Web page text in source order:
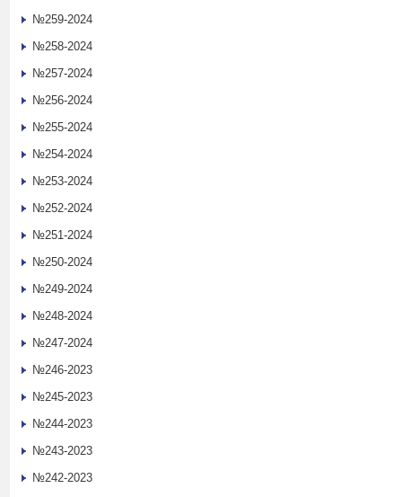
№259-2024
№258-2024
№257-2024
№256-2024
№255-2024
№254-2024
№253-2024
№252-2024
№251-2024
№250-2024
№249-2024
№248-2024
№247-2024
№246-2023
№245-2023
№244-2023
№243-2023
№242-2023